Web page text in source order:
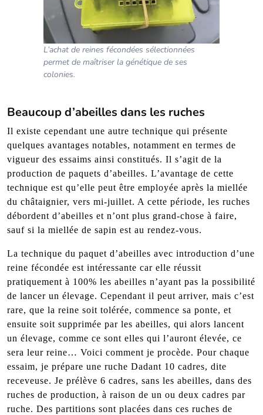
L’achat de reines fécondées sélectionnées
permet de maîtriser la génétique de ses
colonies.
Beaucoup d’abeilles dans les ruches
Il existe cependant une autre technique qui présente
quelques avantages notables, notamment en termes de
vigueur des essaims ainsi constitués. Il s’agit de la
production de paquets d’abeilles. L’avantage de cette
technique est qu’elle peut être employée après la miellée
du châtaignier, vers mi-juillet. A cette période, les ruches
débordent d’abeilles et n’ont plus grand-chose à faire,
sauf si la miellée de sapin est au rendez-vous.
La technique du paquet d’abeilles avec introduction d’une
reine fécondée est intéressante car elle réussit
pratiquement à 100% les abeilles n’ayant pas la possibilité
de lancer un élevage. Cependant il peut arriver, mais c’est
rare, que la reine soit tolérée, commence sa ponte, et
ensuite soit supprimée par les abeilles, qui alors lancent
un élevage, comme ce sont elles qui l’auront élevée, ce
sera leur reine… Voici comment je procède. Pour chaque
essaim, je prépare une ruche Dadant 10 cadres, dite
receveuse. Je prélève 6 cadres, sans les abeilles, dans des
ruches de production, à raison de un ou deux cadres par
ruche. Des partitions sont placées dans ces ruches de